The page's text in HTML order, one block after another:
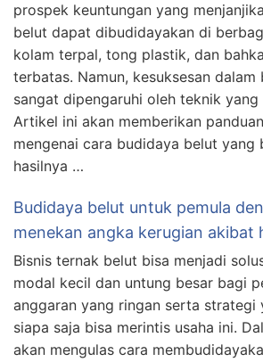
prospek keuntungan yang
belut dapat dibudidayakan di
kolam terpal, tong plastik, dan
terbatas. Namun, kesuksesan
sangat dipengaruhi oleh teknik yang
Artikel ini akan memberikan
mengenai cara budidaya belut yang
hasilnya …
Budidaya belut untuk pemula
menekan angka kerugian akibat
Bisnis ternak belut bisa menjadi
modal kecil dan untung besar bagi
anggaran yang ringan serta strategi
siapa saja bisa merintis usaha ini.
akan mengulas cara